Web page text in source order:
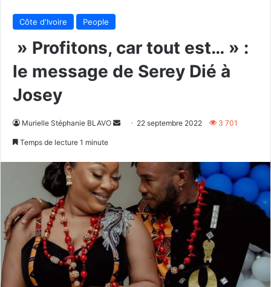
Côte d'Ivoire People
» Profitons, car tout est… » :
le message de Serey Dié à
Josey
Murielle Stéphanie BLAVO
Envoyer22 septembre 2022 3 701
Temps de lecture 1 minute